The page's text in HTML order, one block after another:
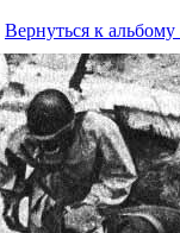
Вернуться к